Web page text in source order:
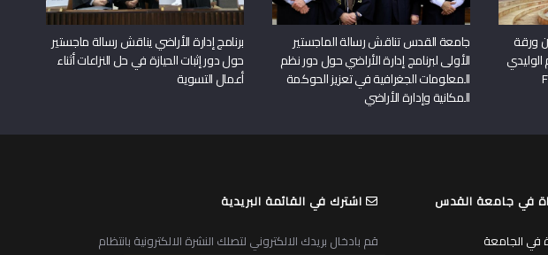
ورقة
الوليدي
جامعة القدس تناقش رسالة الماجستير
الأولى لبرنامج إدارة الأراضي حول دور نظم
المعلومات الجغرافية في تعزيز الحوكمة
المكانية وإدارة الأراضي
برنامج إدارة الأراضي يناقش رسالة ماجستير
حول دور إثبات الحيازة في حل النزاعات أثناء
أعمال التسوية
في جامعة القدس
في الجامعة
اشترك في القائمة البريدية
قم بادخال بريدك الالكتروني لتصلك النشرة الالكترونية بانتظام